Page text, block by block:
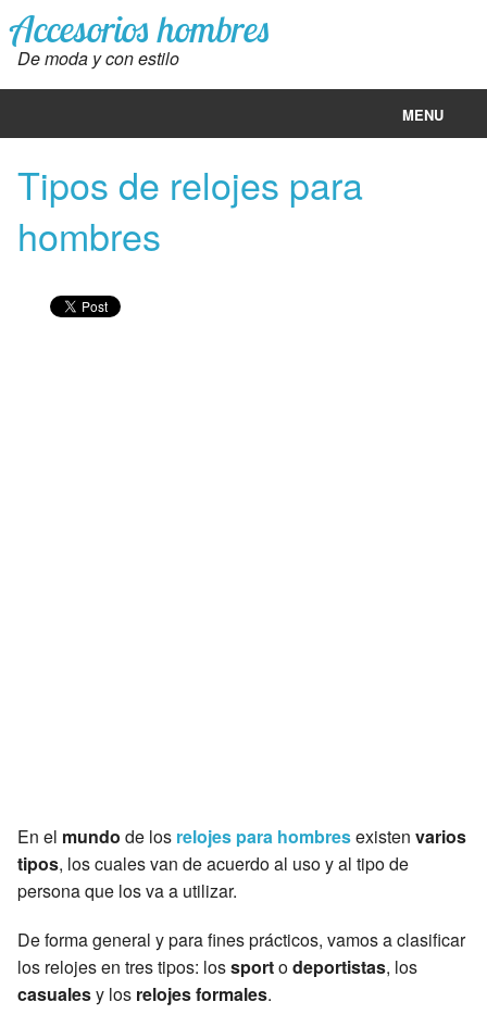
Accesorios hombres
De moda y con estilo
MENU
Ropa hombres moda
Ropa mujeres moda
Dolar hoy
Tipos de relojes para
hombres
En el mundo de los relojes para hombresexisten varios
tipos, los cuales van de acuerdo al uso y al tipo de
persona que los va a utilizar.
De forma general y para fines prácticos, vamos a clasificar
los relojes en tres tipos: lossportodeportistas, los
casualesy los relojes formales.